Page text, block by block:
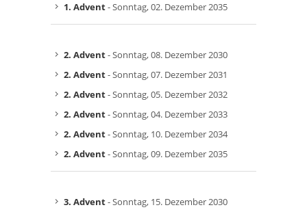
1. Advent- Sonntag, 02. Dezember 2035
2. Advent- Sonntag, 08. Dezember 2030
2. Advent- Sonntag, 07. Dezember 2031
2. Advent- Sonntag, 05. Dezember 2032
2. Advent- Sonntag, 04. Dezember 2033
2. Advent- Sonntag, 10. Dezember 2034
2. Advent- Sonntag, 09. Dezember 2035
3. Advent- Sonntag, 15. Dezember 2030